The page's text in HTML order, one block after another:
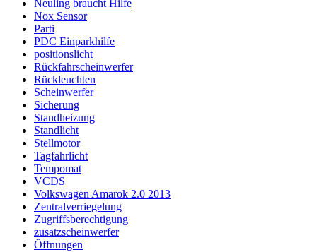
Neuling braucht Hilfe
Nox Sensor
Parti
PDC Einparkhilfe
positionslicht
Rückfahrscheinwerfer
Rückleuchten
Scheinwerfer
Sicherung
Standheizung
Standlicht
Stellmotor
Tagfahrlicht
Tempomat
VCDS
Volkswagen Amarok 2.0 2013
Zentralverriegelung
Zugriffsberechtigung
zusatzscheinwerfer
Öffnungen